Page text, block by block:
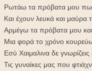
Ρωτάω τα πρόβατα μου πως
Και έχουν λευκά και μαύρα
Αρμέγω τα πρόβατα μου
Μια φορά το χρόνο
Εσύ Χαιμαλινα δε
Τις γυναίκες μας που